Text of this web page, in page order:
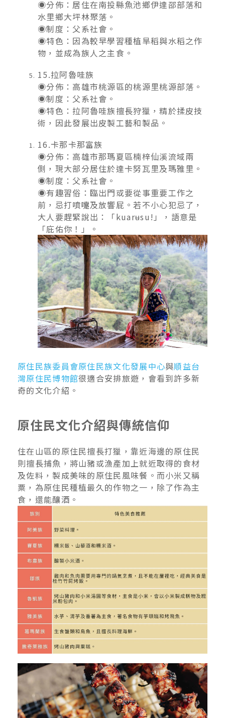
◉分佈：居住在南投縣魚池鄉伊達邵部落和
水里鄉大坪林聚落。
◉制度：父系社會。
◉特色：因為較早學習種植旱稻與水稻之作
物，並成為族人之主食。
15.拉阿魯哇族
◉分佈：高雄市桃源區的桃源里桃源部落。
◉制度：父系社會。
◉特色：拉阿魯哇族擅長狩獵，精於揉皮技
術，因此發展出皮製工藝和製品。
16.卡那卡那富族
◉分佈：高雄市那瑪夏區楠梓仙溪流域兩
側，現大部分居住於達卡努瓦里及瑪雅里。
◉制度：父系社會。
◉有趣習俗：臨出門或要從事重要工作之
前，忌打噴嚏及放響屁。若不小心犯忌了，
大人要趕緊說出：「kuarʉsu!」，語意是
「庇佑你！」。
原住民族委員會原住民族文化發展中心與順益台
灣原住民博物館很適合安排旅遊，會看到許多新
奇的文化介紹。
原住民文化介紹與傳統信仰
住在山區的原住民擅長打獵，靠近海邊的原住民
則擅長捕魚，將山豬或漁產加上就近取得的食材
及佐料，製成美味的原住民風味餐。而小米又稱
粟，為原住民種植最久的作物之一，除了作為主
食，還能釀酒。